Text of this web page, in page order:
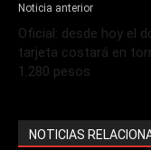
Noticia anterior
Oficial: desde hoy el
tarjeta costará en
1.280 pesos
NOTICIAS